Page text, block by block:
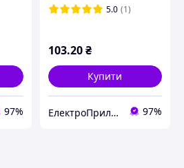
97%
5.0 (1)
103.20₴
Купити
ЕлектроПриладТехСервіс 97%